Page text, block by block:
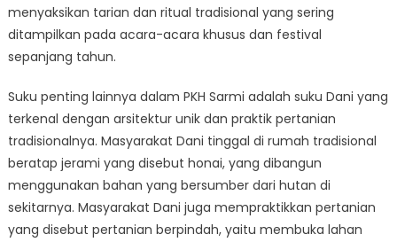
menyaksikan tarian dan ritual tradisional yang sering
ditampilkan pada acara-acara khusus dan festival
sepanjang tahun.
Suku penting lainnya dalam PKH Sarmi adalah suku Dani yang
terkenal dengan arsitektur unik dan praktik pertanian
tradisionalnya. Masyarakat Dani tinggal di rumah tradisional
beratap jerami yang disebut honai, yang dibangun
menggunakan bahan yang bersumber dari hutan di
sekitarnya. Masyarakat Dani juga mempraktikkan pertanian
yang disebut pertanian berpindah, yaitu membuka lahan